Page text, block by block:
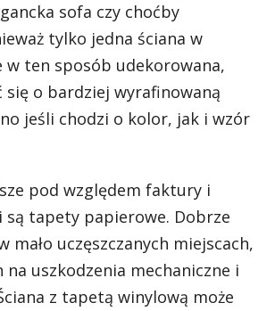
sofa czy choćby
tylko jedna ściana w
w ten sposób udekorowana,
o bardziej wyrafinowaną
jeśli chodzi o kolor, jak i wzór
pod względem faktury i
są tapety papierowe. Dobrze
mało uczęszczanych miejscach,
na uszkodzenia mechaniczne i
z tapetą winylową może